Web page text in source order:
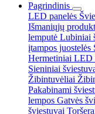
Pagrindinis
LED panelės
Išmaniųjų
lemputė Lubiniai
įtampos juostelės
Hermetiniai LED
Sieniniai
Žibintuvėliai
Pakabinami
lempos Gatvės
šviestuvai